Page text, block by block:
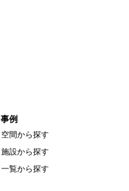
事例
空間から探す
施設から探す
一覧から探す